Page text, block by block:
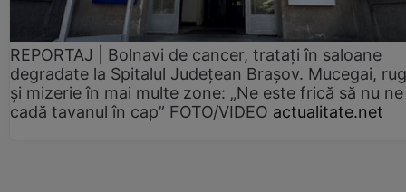
REPORTAJ | Bolnavi de cancer, tratați în saloane
degradate la Spitalul Județean Brașov. Mucegai,
și mizerie în mai multe zone: „Ne este frică să nu ne
cadă tavanul în cap” FOTO/VIDEO actualitate.net